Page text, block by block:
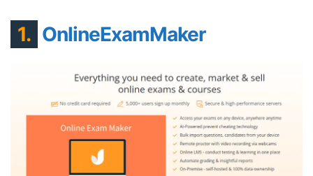
1. OnlineExamMaker